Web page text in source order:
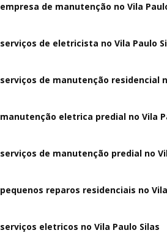
empresa de manutenção no Vila
serviços de eletricista no Vila Paulo
serviços de manutenção residencial
manutenção eletrica predial no Vila
serviços de manutenção predial no
pequenos reparos residenciais no
serviços eletricos no Vila Paulo Silas